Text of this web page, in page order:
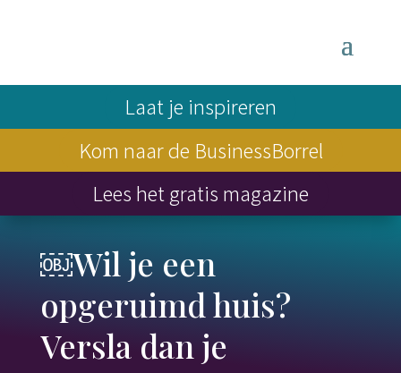
Laat je inspireren
Kom naar de BusinessBorrel
Lees het gratis magazine
￼Wil je een
opgeruimd huis?
Versla dan je